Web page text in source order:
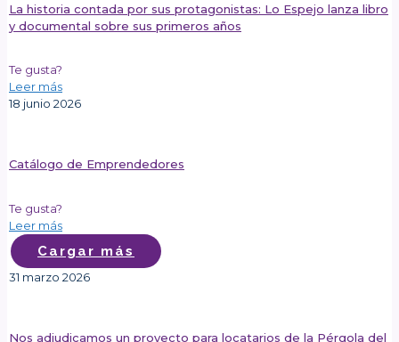
La historia contada por sus protagonistas: Lo Espejo lanza libro
y documental sobre sus primeros años
Te gusta?
Leer más
18 junio 2026
Catálogo de Emprendedores
Te gusta?
Leer más
Cargar más
31 marzo 2026
Nos adjudicamos un proyecto para locatarios de la Pérgola del